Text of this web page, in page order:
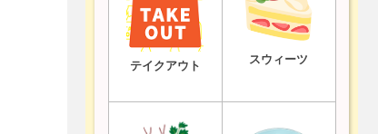
テイクアウト スウィーツ